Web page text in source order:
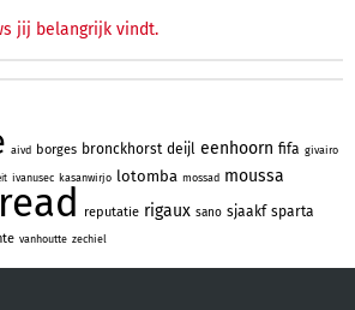
jij belangrijk vindt.
aivd borges bronckhorst deijl eenhoorn fifa givairo
ivanusec kasanwirjo lotomba mossad moussa
read reputatie rigaux sano sjaakf sparta
vanhoutte zechiel